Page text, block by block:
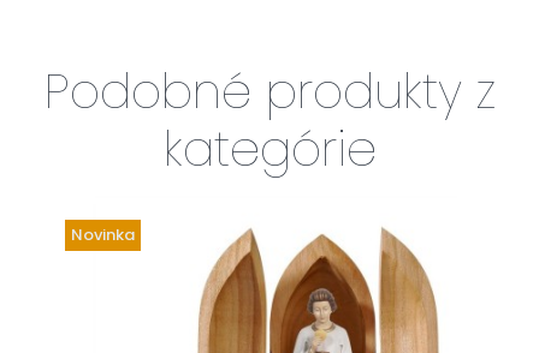
Podobné produkty z
kategórie
Novinka